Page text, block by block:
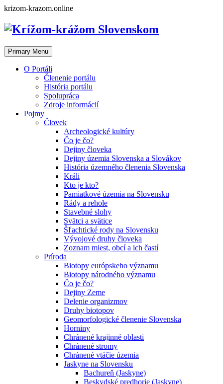
Skip
content
krizom-krazom.online
Primary Menu
O Portáli
Členenie portálu
História portálu
Spolupráca
Zdroje informácií
Pojmy
Človek
Archeologické kultúry
Čo je čo?
Dejiny človeka
Dejiny územia Slovenska a Slovákov
História územného členenia Slovenska
Králi
Kto je kto?
Pamiatkové územia na Slovensku
Rády a rehole
Stavebné slohy
Svätci a svätice
Šľachtické rody na Slovensku
Vývojové druhy človeka
Zoznam miest, obcí a ich častí
Príroda
Biotopy európskeho významu
Biotopy národného významu
Čo je čo?
Dejiny Zeme
Delenie organizmov
Druhy biotopov
Geomorfologické členenie Slovenska
Horniny
Chránené krajinné oblasti
Chránené stromy
Chránené vtáčie územia
Jaskyne na Slovensku
Bachureň (Jaskyne)
Beskydské predhorie (Jaskyne)